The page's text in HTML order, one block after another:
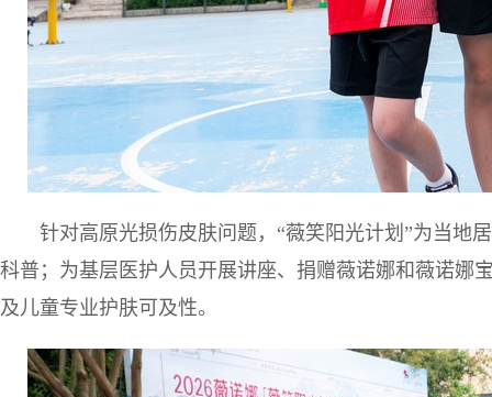
针对高原光损伤皮肤问题，“薇笑阳光计划”为当地
科普；为基层医护人员开展讲座、捐赠薇诺娜和薇诺娜
及儿童专业护肤可及性。